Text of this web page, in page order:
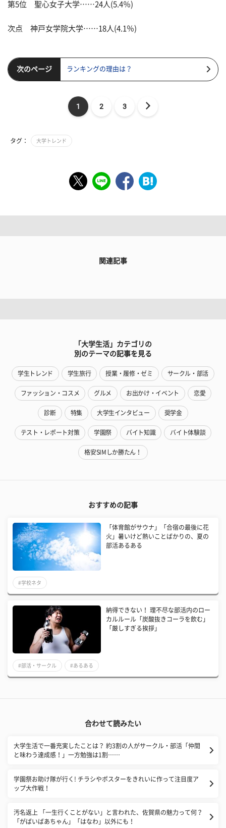
第5位 聖心女子大学……24人(5.4％)
次点 神戸女学院大学……18人(4.1％)
次のページ ランキングの理由は？
1 2 3
タグ： 大学トレンド
関連記事
「大学生活」カテゴリの
別のテーマの記事を見る
学生トレンド 学生旅行 授業・履修・ゼミ サークル・部活
ファッション・コスメ グルメ お出かけ・イベント 恋愛
診断 特集 大学生インタビュー 奨学金
テスト・レポート対策 学園祭 バイト知識 バイト体験談
格安SIMしか勝たん！
おすすめの記事
「体育館がサウナ」「合宿の最後に花
火」暑いけど熱いことばかりの、夏の
部活あるある
#学校ネタ
納得できない！ 理不尽な部活内のロー
カルルール「炭酸抜きコーラを飲む」
「厳しすぎる挨拶」
#部活・サークル #あるある
合わせて読みたい
大学生活で一番充実したことは？ 約3割の人がサークル・部活「仲間
と味わう達成感！」一方勉強は1割……
学園祭お助け隊が行く! チラシやポスターをきれいに作って注目度ア
ップ大作戦！
汚名返上 「一生行くことがない」と言われた、佐賀県の魅力って何？
「がばいばあちゃん」「はなわ」以外にも！